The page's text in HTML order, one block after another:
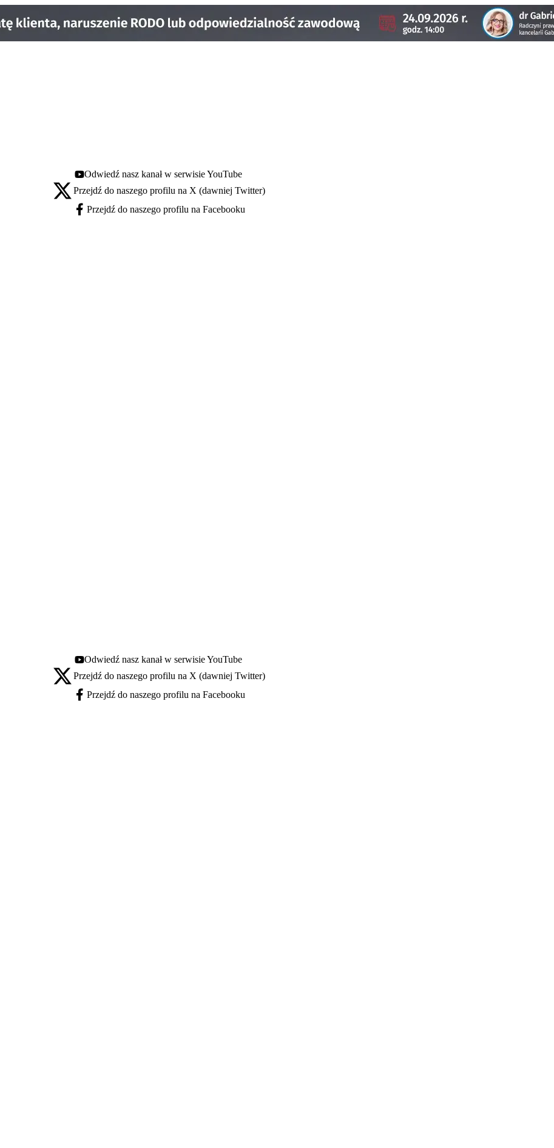
Youtube - otwiera się w nowej karcie
Odwiedź nasz kanał w serwisie YouTube
X - otwiera się w nowej karcie
Przejdź do naszego profilu na X (dawniej Twitter)
Facebook - otwiera się w nowej karcie
Przejdź do naszego profilu na Facebooku
Youtube - otwiera się w nowej karcie
Odwiedź nasz kanał w serwisie YouTube
X - otwiera się w nowej karcie
Przejdź do naszego profilu na X (dawniej Twitter)
Facebook - otwiera się w nowej karcie
Przejdź do naszego profilu na Facebooku